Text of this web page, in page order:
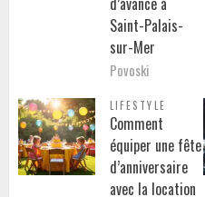
Saint-Palais-
sur-Mer
Povoski
LIFESTYLE
Comment
équiper une fête
d’anniversaire
avec la location